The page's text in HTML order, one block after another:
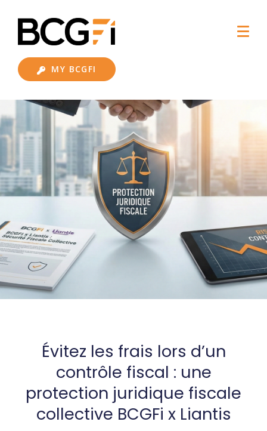
MY BCGFI
Évitez les frais lors d’un
contrôle fiscal : une
protection juridique fiscale
collective BCGFi x Liantis